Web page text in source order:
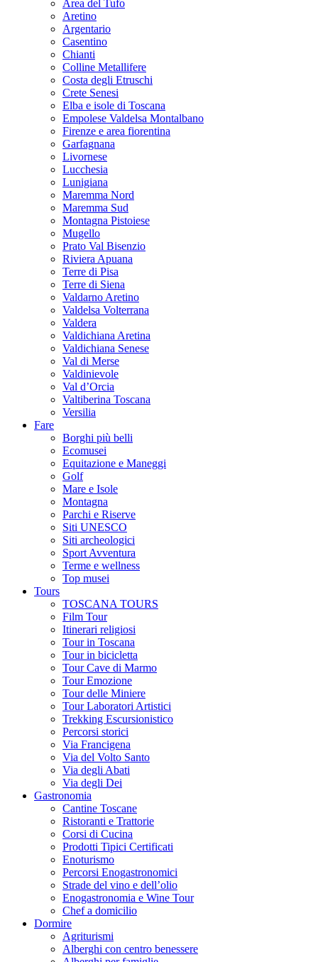
Area del Tufo
Aretino
Argentario
Casentino
Chianti
Colline Metallifere
Costa degli Etruschi
Crete Senesi
Elba e isole di Toscana
Empolese Valdelsa Montalbano
Firenze e area fiorentina
Garfagnana
Livornese
Lucchesia
Lunigiana
Maremma Nord
Maremma Sud
Montagna Pistoiese
Mugello
Prato Val Bisenzio
Riviera Apuana
Terre di Pisa
Terre di Siena
Valdarno Aretino
Valdelsa Volterrana
Valdera
Valdichiana Aretina
Valdichiana Senese
Val di Merse
Valdinievole
Val d’Orcia
Valtiberina Toscana
Versilia
Fare
Borghi più belli
Ecomusei
Equitazione e Maneggi
Golf
Mare e Isole
Montagna
Parchi e Riserve
Siti UNESCO
Siti archeologici
Sport Avventura
Terme e wellness
Top musei
Tours
TOSCANA TOURS
Film Tour
Itinerari religiosi
Tour in Toscana
Tour in bicicletta
Tour Cave di Marmo
Tour Emozione
Tour delle Miniere
Tour Laboratori Artistici
Trekking Escursionistico
Percorsi storici
Via Francigena
Via del Volto Santo
Via degli Abati
Via degli Dei
Gastronomia
Cantine Toscane
Ristoranti e Trattorie
Corsi di Cucina
Prodotti Tipici Certificati
Enoturismo
Percorsi Enogastronomici
Strade del vino e dell’olio
Enogastronomia e Wine Tour
Chef a domicilio
Dormire
Agriturismi
Alberghi con centro benessere